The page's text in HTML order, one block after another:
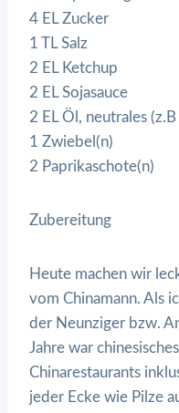
4 EL Zucker
1 TL Salz
2 EL Ketchup
2 EL Sojasauce
2 EL Öl, neutrales
1 Zwiebel(n)
2 Paprikaschote(n)
Zubereitung
Heute machen wir
vom Chinamann. Als
der Neunziger bzw.
Jahre war
Chinarestaurants
jeder Ecke wie Pilze